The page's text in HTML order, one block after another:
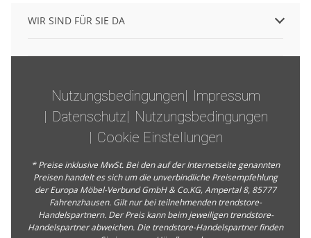
WIR SIND FÜR SIE DA
Nutzungsbedingungen
Impressum
Datenschutz
Nutzungsbedingungen
Cookie Einstellungen
* Preise inklusive MwSt. Bei den auf der Internetseite genannten
Preisen handelt es sich um die unverbindliche Preisempfehlung
der Europa Möbel-Verbund GmbH & Co.KG, Ampertal 8, 85777
Fahrenzhausen. Gilt nur bei teilnehmenden trendstore-
Handelspartnern. Der Preis kann beim jeweiligen trendstore-
Handelspartner abweichen. Die trendstore-Handelspartner finden